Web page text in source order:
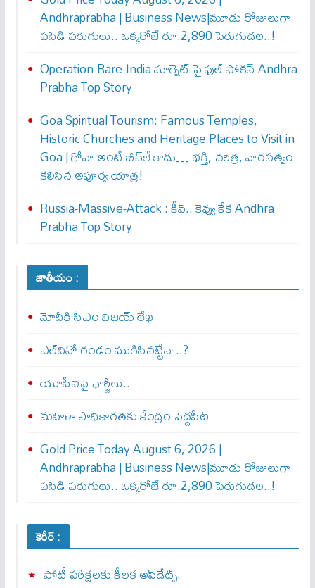
Andhraprabha | Business News|మూడు రోజులుగా
పసిడి పరుగులు.. ఒక్కరోజే రూ.2,890 పెరుగుద‌ల‌..!
Operation-Rare-India మాగ్నెట్ పై ఫుల్ ఫోక‌స్ Andhra
Prabha Top Story
Goa Spiritual Tourism: Famous Temples,
Historic Churches and Heritage Places to Visit in
Goa | గోవా అంటే బీచ్‌లే కాదు… భక్తి, చరిత్ర, వారసత్వం
కలిసిన అపూర్వ యాత్ర!
Russia-Massive-Attack : కీవ్‌.. కెవ్వు కేక‌ Andhra
Prabha Top Story
జాతీయం :
మోదీకి సీఎం విజయ్ లేఖ
ఎల్‌నినో గండం ముగిసినట్టేనా..?
యూపీఐపై ఛార్జీలు..
మహిళా సాధికారతకు కేంద్రం పెద్దపీట
Gold Price Today August 6, 2026 |
Andhraprabha | Business News|మూడు రోజులుగా
పసిడి పరుగులు.. ఒక్కరోజే రూ.2,890 పెరుగుద‌ల‌..!
కెరీర్ :
పోటీ పరీక్షలకు కీలక అప్‌డేట్స్.